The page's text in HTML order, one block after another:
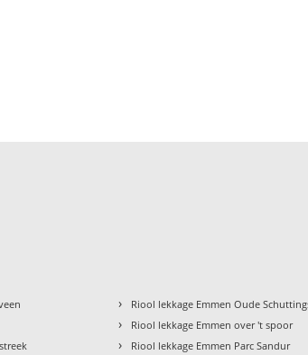
› Riool lekkage Emmen Oude
› Riool lekkage Emmen over 't spoor
› Riool lekkage Emmen Parc Sandur